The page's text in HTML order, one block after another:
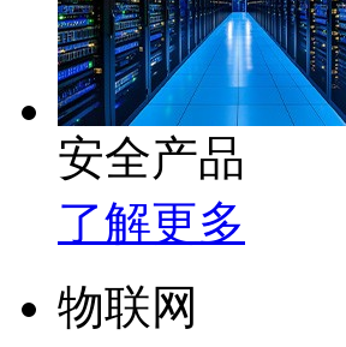
安全产品
了解更多
物联网